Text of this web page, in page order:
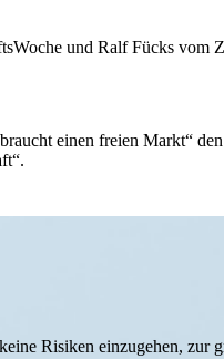
und Ralf Fücks vom
einen freien Markt“
Risiken einzu­gehen, zur